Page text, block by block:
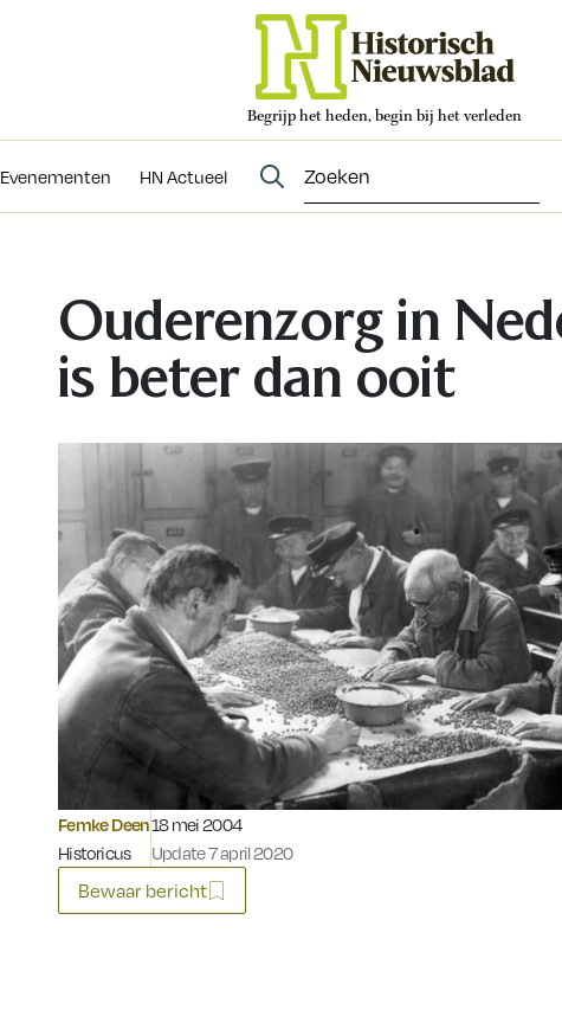
Begrijp het heden, begin bij het verleden
Evenementen HN Actueel
Evenementen
Ouderenzorg in
is beter dan ooit
Femke Deen
Historicus
Gepubliceerd op:
18 mei 2004
Update 7 april 2020
Bewaar bericht